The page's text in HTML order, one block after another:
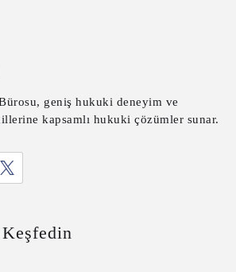
geniş hukuki deneyim ve
kapsamlı hukuki çözümler sunar.